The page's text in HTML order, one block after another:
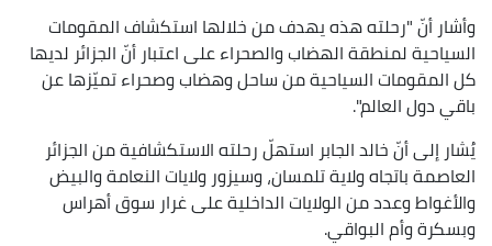
وأشار أنّ "رحلته هذه يهدف من خلالها استكشاف المقومات
السياحية لمنطقة الهضاب والصحراء على اعتبار أنّ الجزائر لديها
كل المقومات السياحية من ساحل وهضاب وصحراء تميّزها عن
باقي دول العالم".
يُشار إلى أنّ خالد الجابر استهلّ رحلته الاستكشافية من الجزائر
العاصمة باتجاه ولاية تلمسان، وسيزور ولايات النعامة والبيض
والأغواط وعدد من الولايات الداخلية على غرار سوق أهراس
وبسكرة وأم البواقي.